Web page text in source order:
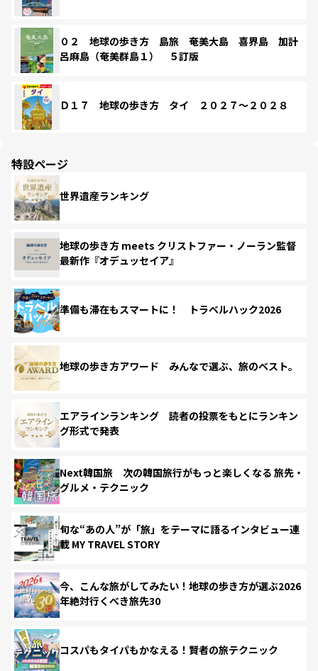
０２ 地球の歩き方 島旅 奄美大島 喜界島 加計
呂麻島（奄美群島１） ５訂版
Ｄ１７ 地球の歩き方 タイ ２０２７～２０２８
特設ページ
世界遺産ランキング
地球の歩き方 meets クリストファー・ノーラン監督
最新作『オデュッセイア』
準備も滞在もスマートに！ トラベルハック2026
地球の歩き方アワード みんなで選ぶ、旅のベスト。
エアラインランキング 読者の投票をもとにランキン
グ形式で発表
Next韓国旅 次の韓国旅行がもっと楽しくなる 旅先・
グルメ・テクニック
旬な“あの人”が「旅」をテーマに語るインタビュー連
載 MY TRAVEL STORY
今、こんな旅がしてみたい！地球の歩き方が選ぶ2026
年絶対行くべき旅先30
コスパもタイパもかなえる！賢者の旅テクニック